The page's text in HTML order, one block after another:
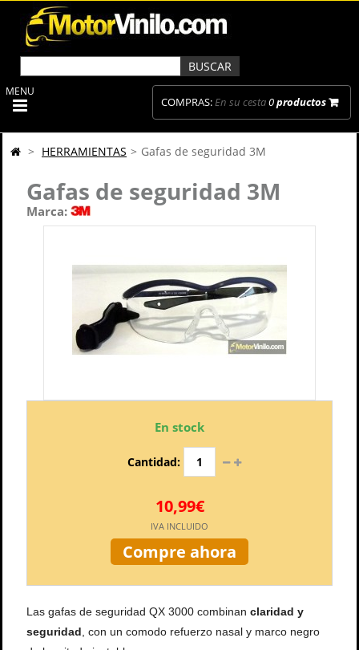
COMPRAS:En su cesta0productos
MENU
> HERRAMIENTAS > Gafas de seguridad 3M
Gafas de seguridad 3M
Marca:
En stock
Cantidad:
10,99€
IVA INCLUIDO
Compre ahora
Las gafas de seguridad QX 3000 combinan claridad y
seguridad , con un comodo refuerzo nasal y marco negro